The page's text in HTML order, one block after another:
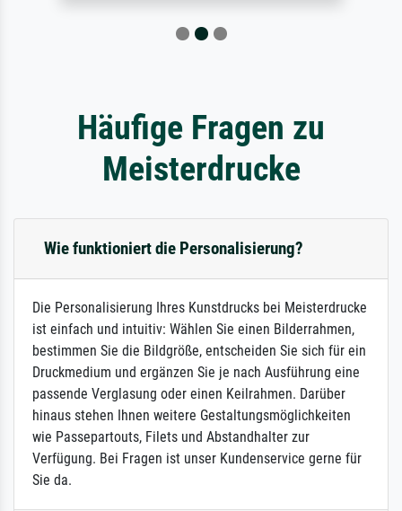
Häufige Fragen zu
Meisterdrucke
Wie funktioniert die Personalisierung?
Die Personalisierung Ihres Kunstdrucks bei Meisterdrucke
ist einfach und intuitiv: Wählen Sie einen Bilderrahmen,
bestimmen Sie die Bildgröße, entscheiden Sie sich für ein
Druckmedium und ergänzen Sie je nach Ausführung eine
passende Verglasung oder einen Keilrahmen. Darüber
hinaus stehen Ihnen weitere Gestaltungsmöglichkeiten
wie Passepartouts, Filets und Abstandhalter zur
Verfügung. Bei Fragen ist unser Kundenservice gerne für
Sie da.